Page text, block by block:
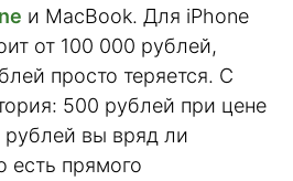
и MacBook. Для iPhone
от 100 000 рублей,
просто теряется. С
500 рублей при цене
вы вряд ли
есть прямого